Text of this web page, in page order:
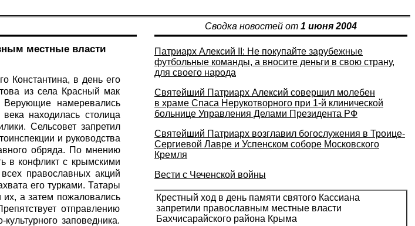
Сводка новостей от 1 июня 2004
местные власти
Константина, в день его
из села Красный мак
Верующие намеревались
находилась столица
Сельсовет запретил
и руководства
обряда. По мнению
в конфликт с крымскими
православных акций
его турками. Татары
а затем пожаловались
отправлению
заповедника.
Патриарх Алексий II: Не покупайте зарубежные
футбольные команды, а вносите деньги в свою страну,
для своего народа
Святейший Патриарх Алексий совершил молебен
в храме Спаса Нерукотворного при 1-й клинической
больнице Управления Делами Президента РФ
Святейший Патриарх возглавил богослужения в Троице-
Сергиевой Лавре и Успенском соборе Московского
Кремля
Вести с Чеченской войны
Крестный ход в день памяти святого Кассиана
запретили православным местные власти
Бахчисарайского района Крыма